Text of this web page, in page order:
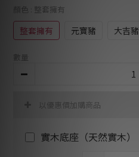
顏色 : 整套擁有
整套擁有 元寶豬 大吉豬
數量
以優惠價加購商品
實木底座（天然實木）